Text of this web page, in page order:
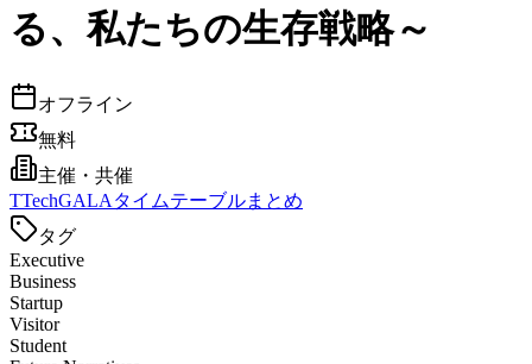
る、私たちの生存戦略～
オフライン
無料
主催・共催
TTechGALAタイムテーブルまとめ
タグ
Executive
Business
Startup
Visitor
Student